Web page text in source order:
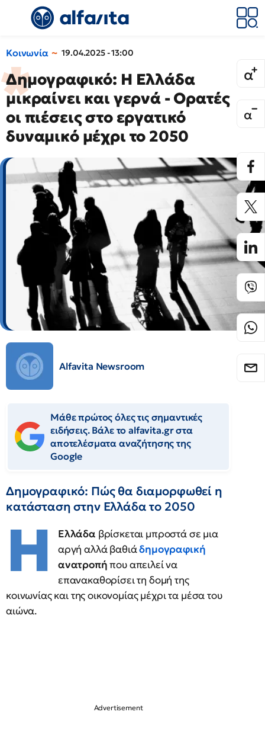
Κοινωνία 19.04.2025 - 13:00
Δημογραφικό: Η Ελλάδα
μικραίνει και γερνά - Ορατές
οι πιέσεις στο εργατικό
δυναμικό μέχρι το 2050
Alfavita Newsroom
Μάθε πρώτος όλες τις σημαντικές
ειδήσεις. Βάλε το alfavita.gr στα
αποτελέσματα αναζήτησης της
Google
Δημογραφικό: Πώς θα διαμορφωθεί η
κατάσταση στην Ελλάδα το 2050
Η Ελλάδα βρίσκεται μπροστά σε μια
αργή αλλά βαθιάδημογραφική
ανατροπήπου απειλεί να
επανακαθορίσει τη δομή της
κοινωνίας και της οικονομίας μέχρι τα μέσα του
αιώνα.